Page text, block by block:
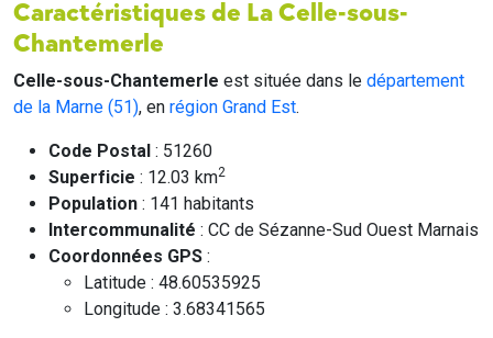
Caractéristiques de La Celle-sous-
Chantemerle
Celle-sous-Chantemerle est située dans le département
de la Marne (51), en région Grand Est.
Code Postal : 51260
Superficie : 12.03 km2
Population : 141 habitants
Intercommunalité : CC de Sézanne-Sud Ouest Marnais
Coordonnées GPS :
Latitude : 48.60535925
Longitude : 3.68341565